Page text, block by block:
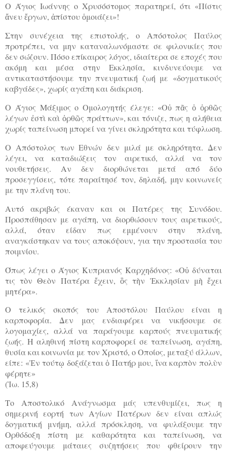
Ο Άγιος Ιωάννης ο Χρυσόστομος παρατηρεί, ότι «Πίστις
ἄνευ ἔργων, ἀπίστου ὁμοιάζει»!
Στην συνέχεια της επιστολής, ο Απόστολος Παύλος
προτρέπει, να μην καταναλωνόμαστε σε φιλονικίες που
δεν σώζουν. Πόσο επίκαιρος λόγος, ιδιαίτερα σε εποχές που
ακόμη και μέσα στην Εκκλησία, κινδυνεύουμε να
αντικαταστήσουμε την πνευματική ζωή με «δογματικούς
καβγάδες», χωρίς αγάπη και διάκριση.
Ο Άγιος Μάξιμος ο Ομολογητής έλεγε: «Οὐ πᾶς ὁ ὀρθῶς
λέγων ἐστὶ καὶ ὀρθῶς πράττων», και τόνιζε, πως η αλήθεια
χωρίς ταπείνωση μπορεί να γίνει σκληρότητα και τύφλωση.
Ο Απόστολος των Εθνών δεν μιλά με σκληρότητα. Δεν
λέγει, να καταδιώξεις τον αιρετικό, αλλά να τον
νουθετήσεις. Αν δεν διορθώνεται μετά από δύο
προσεγγίσεις, τότε παραίτησέ τον, δηλαδή, μην κοινωνείς
με την πλάνη του.
Αυτό ακριβώς έκαναν και οι Πατέρες της Συνόδου.
Προσπάθησαν με αγάπη, να διορθώσουν τους αιρετικούς,
αλλά, όταν είδαν πως εμμένουν στην πλάνη,
αναγκάστηκαν να τους αποκόψουν, για την προστασία του
ποιμνίου.
Όπως λέγει ο Άγιος Κυπριανός Καρχηδόνος: «Οὐ δύναται
τις τὸν Θεὸν Πατέρα ἔχειν, ὃς τὴν Ἐκκλησίαν μὴ ἔχει
μητέρα».
Ο τελικός σκοπός του Αποστόλου Παύλου είναι η
καρποφορία. Δεν μας ενδιαφέρει να νικήσουμε σε
λογομαχίες, αλλά να παράγουμε καρπούς πνευματικής
ζωής. Η αληθινή πίστη καρποφορεί σε ταπείνωση, αγάπη,
θυσία και κοινωνία με τον Χριστό, ο Οποίος, μεταξύ άλλων,
είπε: «Ἐν τούτῳ δοξάζεται ὁ Πατήρ μου, ἵνα καρπὸν πολὺν
φέρητε»
(Ἰω. 15,8)
Το Αποστολικό Ανάγνωσμα μάς υπενθυμίζει, πως η
σημερινή εορτή των Αγίων Πατέρων δεν είναι απλώς
δογματική μνήμη, αλλά πρόσκληση, να φυλάξουμε την
Ορθόδοξη πίστη με καθαρότητα και ταπείνωση, να
αποφεύγουμε μάταιες συζητήσεις που φθείρουν την